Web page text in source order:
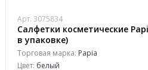
Арт. 3075834
Салфетки косметические
в упаковке)
Торговая марка: Papia
Цвет: белый